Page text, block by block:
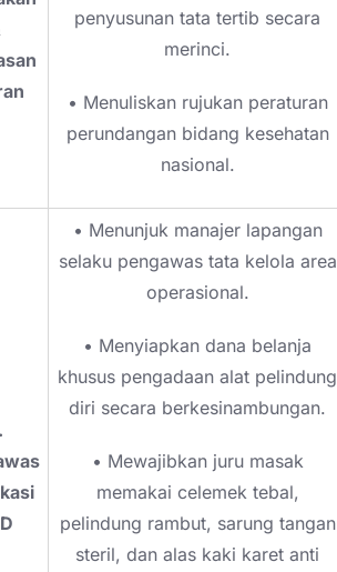
penyusunan tata tertib secara
merinci.
• Menuliskan rujukan peraturan
perundangan bidang kesehatan
nasional.
• Menunjuk manajer lapangan
selaku pengawas tata kelola area
operasional.
• Menyiapkan dana belanja
khusus pengadaan alat pelindung
diri secara berkesinambungan.
• Mewajibkan juru masak
memakai celemek tebal,
pelindung rambut, sarung tangan
steril, dan alas kaki karet anti